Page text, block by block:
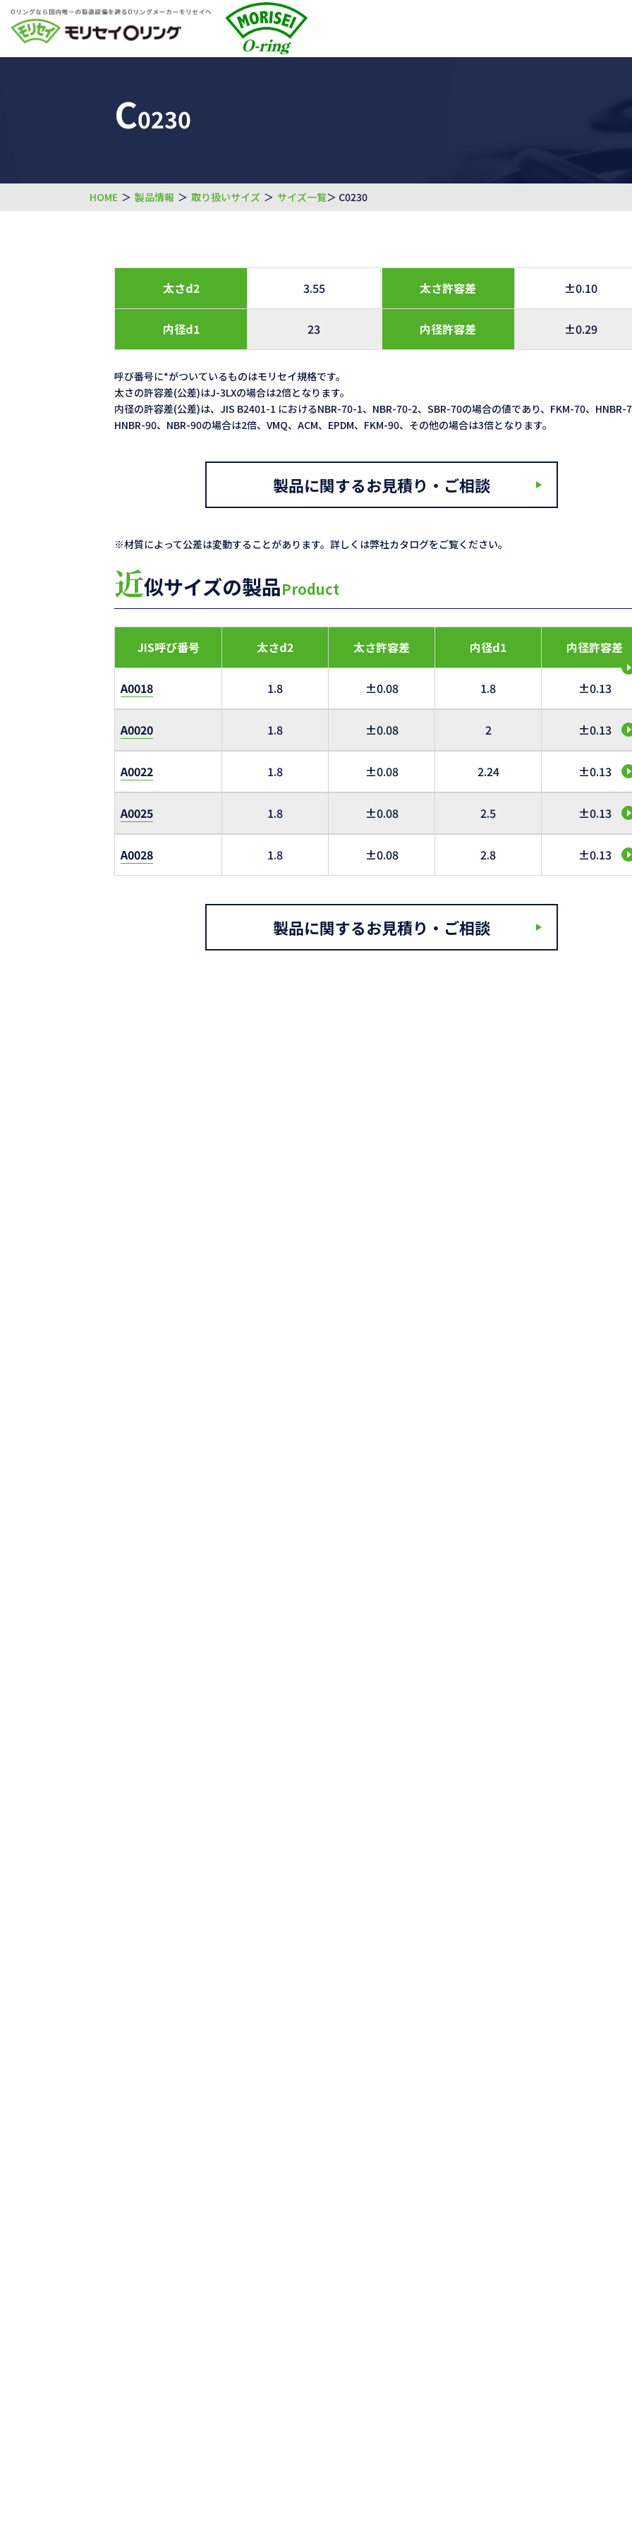
C0230
HOME ＞ 製品情報 ＞ 取り扱いサイズ ＞ サイズ一覧＞ C0230
太さd2 3.55
内径d1 23
太さ許容差 ±0.10
内径許容差 ±0.29
呼び番号に*がついているものはモリセイ規格です。
太さの許容差(公差)はJ-3LXの場合は2倍となります。
内径の許容差(公差)は、JIS B2401-1 におけるNBR-70-1、NBR-70-2、SBR-70の場合の値であり、FKM-70、HNBR-
HNBR-90、NBR-90の場合は2倍、VMQ、ACM、EPDM、FKM-90、その他の場合は3倍となります。
製品に関するお見積り・ご相談
※材質によって公差は変動することがあります。詳しくは弊社カタログをご覧ください。
近似サイズの製品Product
JIS呼び番号 太さd2 太さ許容差 内径d1 内径許容差
A0018 1.8 ±0.08 1.8 ±0.13
A0020 1.8 ±0.08 2 ±0.13
A0022 1.8 ±0.08 2.24 ±0.13
A0025 1.8 ±0.08 2.5 ±0.13
A0028 1.8 ±0.08 2.8 ±0.13
製品に関するお見積り・ご相談